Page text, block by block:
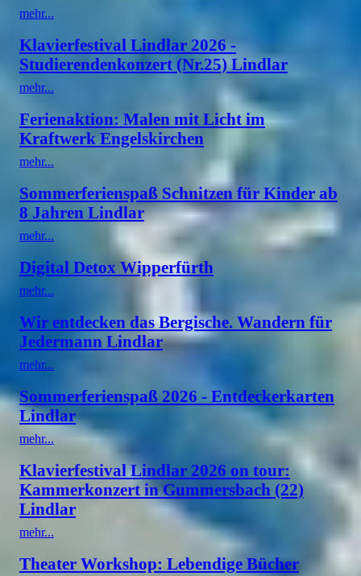
mehr...
Klavierfestival Lindlar 2026 -
Studierendenkonzert (Nr.25) Lindlar
mehr...
Ferienaktion: Malen mit Licht im
Kraftwerk Engelskirchen
mehr...
Sommerferienspaß Schnitzen für Kinder ab
8 Jahren Lindlar
mehr...
Digital Detox Wipperfürth
mehr...
Wir entdecken das Bergische. Wandern für
Jedermann Lindlar
mehr...
Sommerferienspaß 2026 - Entdeckerkarten
Lindlar
mehr...
Klavierfestival Lindlar 2026 on tour:
Kammerkonzert in Gummersbach (22)
Lindlar
mehr...
Theater Workshop: Lebendige Bücher